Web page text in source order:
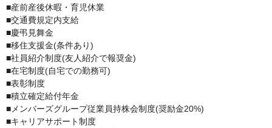
■産前産後休暇・育児休業
■交通費規定内支給
■慶弔見舞金
■移住支援金(条件あり)
■社員紹介制度(友人紹介で報奨金)
■在宅制度(自宅での勤務可)
■表彰制度
■積立確定給付年金
■メンバーズグループ従業員持株会制度(奨励金20%)
■キャリアサポート制度